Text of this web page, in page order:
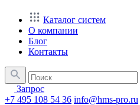
Каталог систем
О компании
Блог
Контакты
Запрос
+7 495 108 54 36 info@hms-pro.ru